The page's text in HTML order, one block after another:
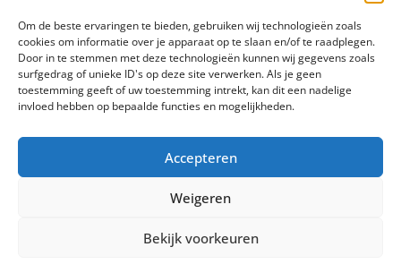
Om de beste ervaringen te bieden, gebruiken wij technologieën zoals
cookies om informatie over je apparaat op te slaan en/of te raadplegen.
Door in te stemmen met deze technologieën kunnen wij gegevens zoals
surfgedrag of unieke ID's op deze site verwerken. Als je geen
toestemming geeft of uw toestemming intrekt, kan dit een nadelige
invloed hebben op bepaalde functies en mogelijkheden.
Accepteren
Weigeren
Bekijk voorkeuren
Cookiebeleid
Contact
Volg ons